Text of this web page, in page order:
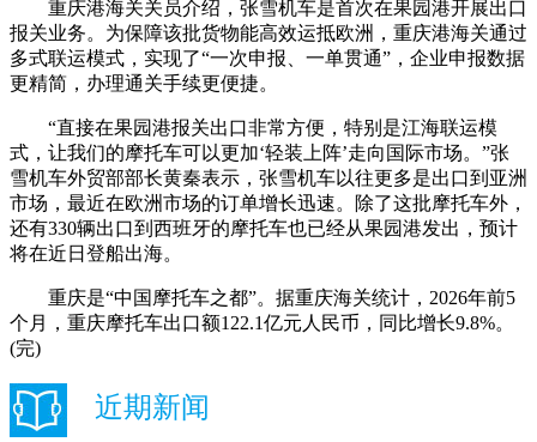
重庆港海关关员介绍，张雪机车是首次在果园港开展出口
报关业务。为保障该批货物能高效运抵欧洲，重庆港海关通过
多式联运模式，实现了“一次申报、一单贯通”，企业申报数据
更精简，办理通关手续更便捷。
“直接在果园港报关出口非常方便，特别是江海联运模
式，让我们的摩托车可以更加‘轻装上阵’走向国际市场。”张
雪机车外贸部部长黄秦表示，张雪机车以往更多是出口到亚洲
市场，最近在欧洲市场的订单增长迅速。除了这批摩托车外，
还有330辆出口到西班牙的摩托车也已经从果园港发出，预计
将在近日登船出海。
重庆是“中国摩托车之都”。据重庆海关统计，2026年前5
个月，重庆摩托车出口额122.1亿元人民币，同比增长9.8%。
(完)